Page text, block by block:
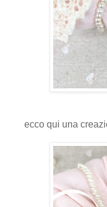
ecco qui una